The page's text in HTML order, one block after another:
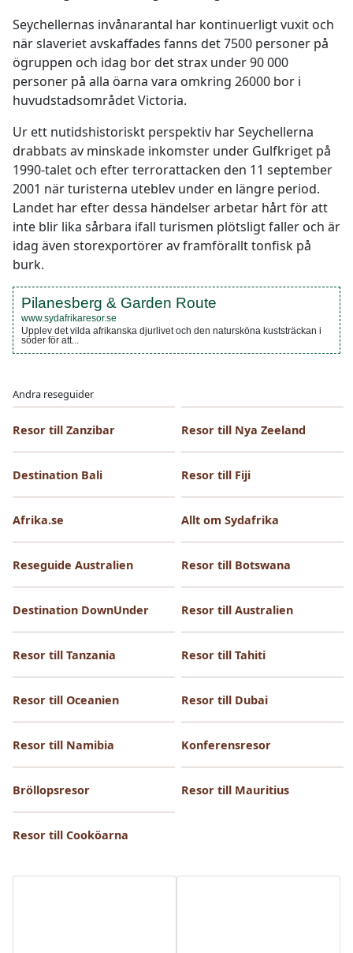
Andra reseguider
Resor till Zanzibar Resor till Nya Zeeland
Destination Bali Resor till Fiji
Afrika.se Allt om Sydafrika
Reseguide Australien Resor till Botswana
Destination DownUnder Resor till Australien
Resor till Tanzania Resor till Tahiti
Resor till Oceanien Resor till Dubai
Resor till Namibia Konferensresor
Bröllopsresor Resor till Mauritius
Resor till Cooköarna
Seychellernas invånarantal har kontinuerligt vuxit och
när slaveriet avskaffades fanns det 7500 personer på
ögruppen och idag bor det strax under 90 000
personer på alla öarna vara omkring 26000 bor i
huvudstadsområdet Victoria.
Ur ett nutidshistoriskt perspektiv har Seychellerna
drabbats av minskade inkomster under Gulfkriget på
1990-talet och efter terrorattacken den 11 september
2001 när turisterna uteblev under en längre period.
Landet har efter dessa händelser arbetar hårt för att
inte blir lika sårbara ifall turismen plötsligt faller och är
idag även storexportörer av framförallt tonfisk på
burk.
Pilanesberg & Garden Route
www.sydafrikaresor.se
Upplev det vilda afrikanska djurlivet och den natursköna kuststräckan i
söder för att...